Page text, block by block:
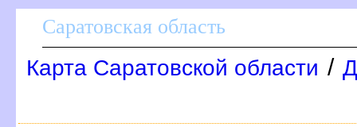
Саратовская область
Карта Саратовской области /